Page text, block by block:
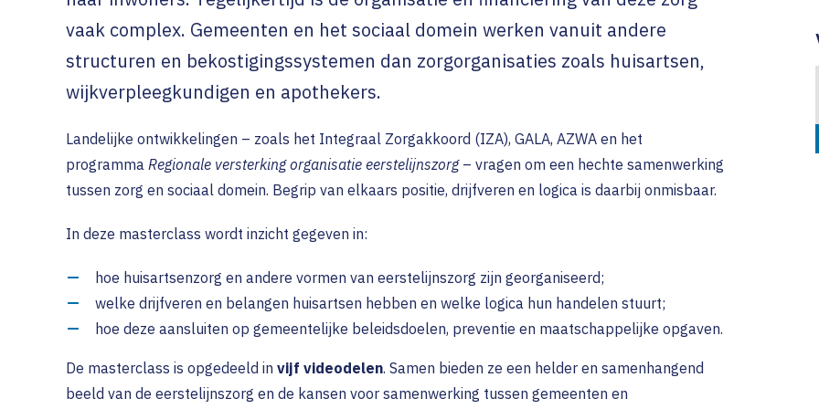
Ouderenzorg
Optometrie in de eerste lijn
Gecombineerde
Leefstijlinterventie (GLi)
DAC
TIM (Transmuraal Incident
Melden)
Contracten
Declareren
Wet Langdurige Zorg (Wlz)
Tarieven
Accreditatie aanvragen
Functies en
Abonnement en
Privacybeleid
Campagne Ouders
Spoedzorg tijdens
vaak complex. Gemeenten en het sociaal domein werken vanuit andere
structuren en bekostigingssystemen dan zorgorganisaties zoals huisartsen,
wijkverpleegkundigen en apothekers.
Landelijke ontwikkelingen – zoals het Integraal Zorgakkoord (IZA), GALA, AZWA en het
programma Regionale versterking organisatie eerstelijnszorg– vragen om een hechte samenwerking
tussen zorg en sociaal domein. Begrip van elkaars positie, drijfveren en logica is daarbij onmisbaar.
In deze masterclass wordt inzicht gegeven in:
hoe huisartsenzorg en andere vormen van eerstelijnszorg zijn georganiseerd;
welke drijfveren en belangen huisartsen hebben en welke logica hun handelen stuurt;
hoe deze aansluiten op gemeentelijke beleidsdoelen, preventie en maatschappelijke opgaven.
De masterclass is opgedeeld in vijf videodelen. Samen bieden ze een helder en samenhangend
beeld van de eerstelijnszorg en de kansen voor samenwerking tussen gemeenten en